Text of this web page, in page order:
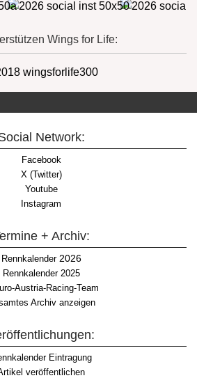
Wings for Life:
Network:
Facebook
X (Twitter)
Youtube
Instagram
+ Archiv:
Rennkalender2026
Rennkalender 2025
Austria-Racing-Team
Archiv anzeigen
Eintragung
veröffentlichen